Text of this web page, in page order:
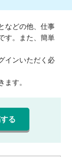
などの他、仕事
す。また、簡単
インいただく必
す。
る